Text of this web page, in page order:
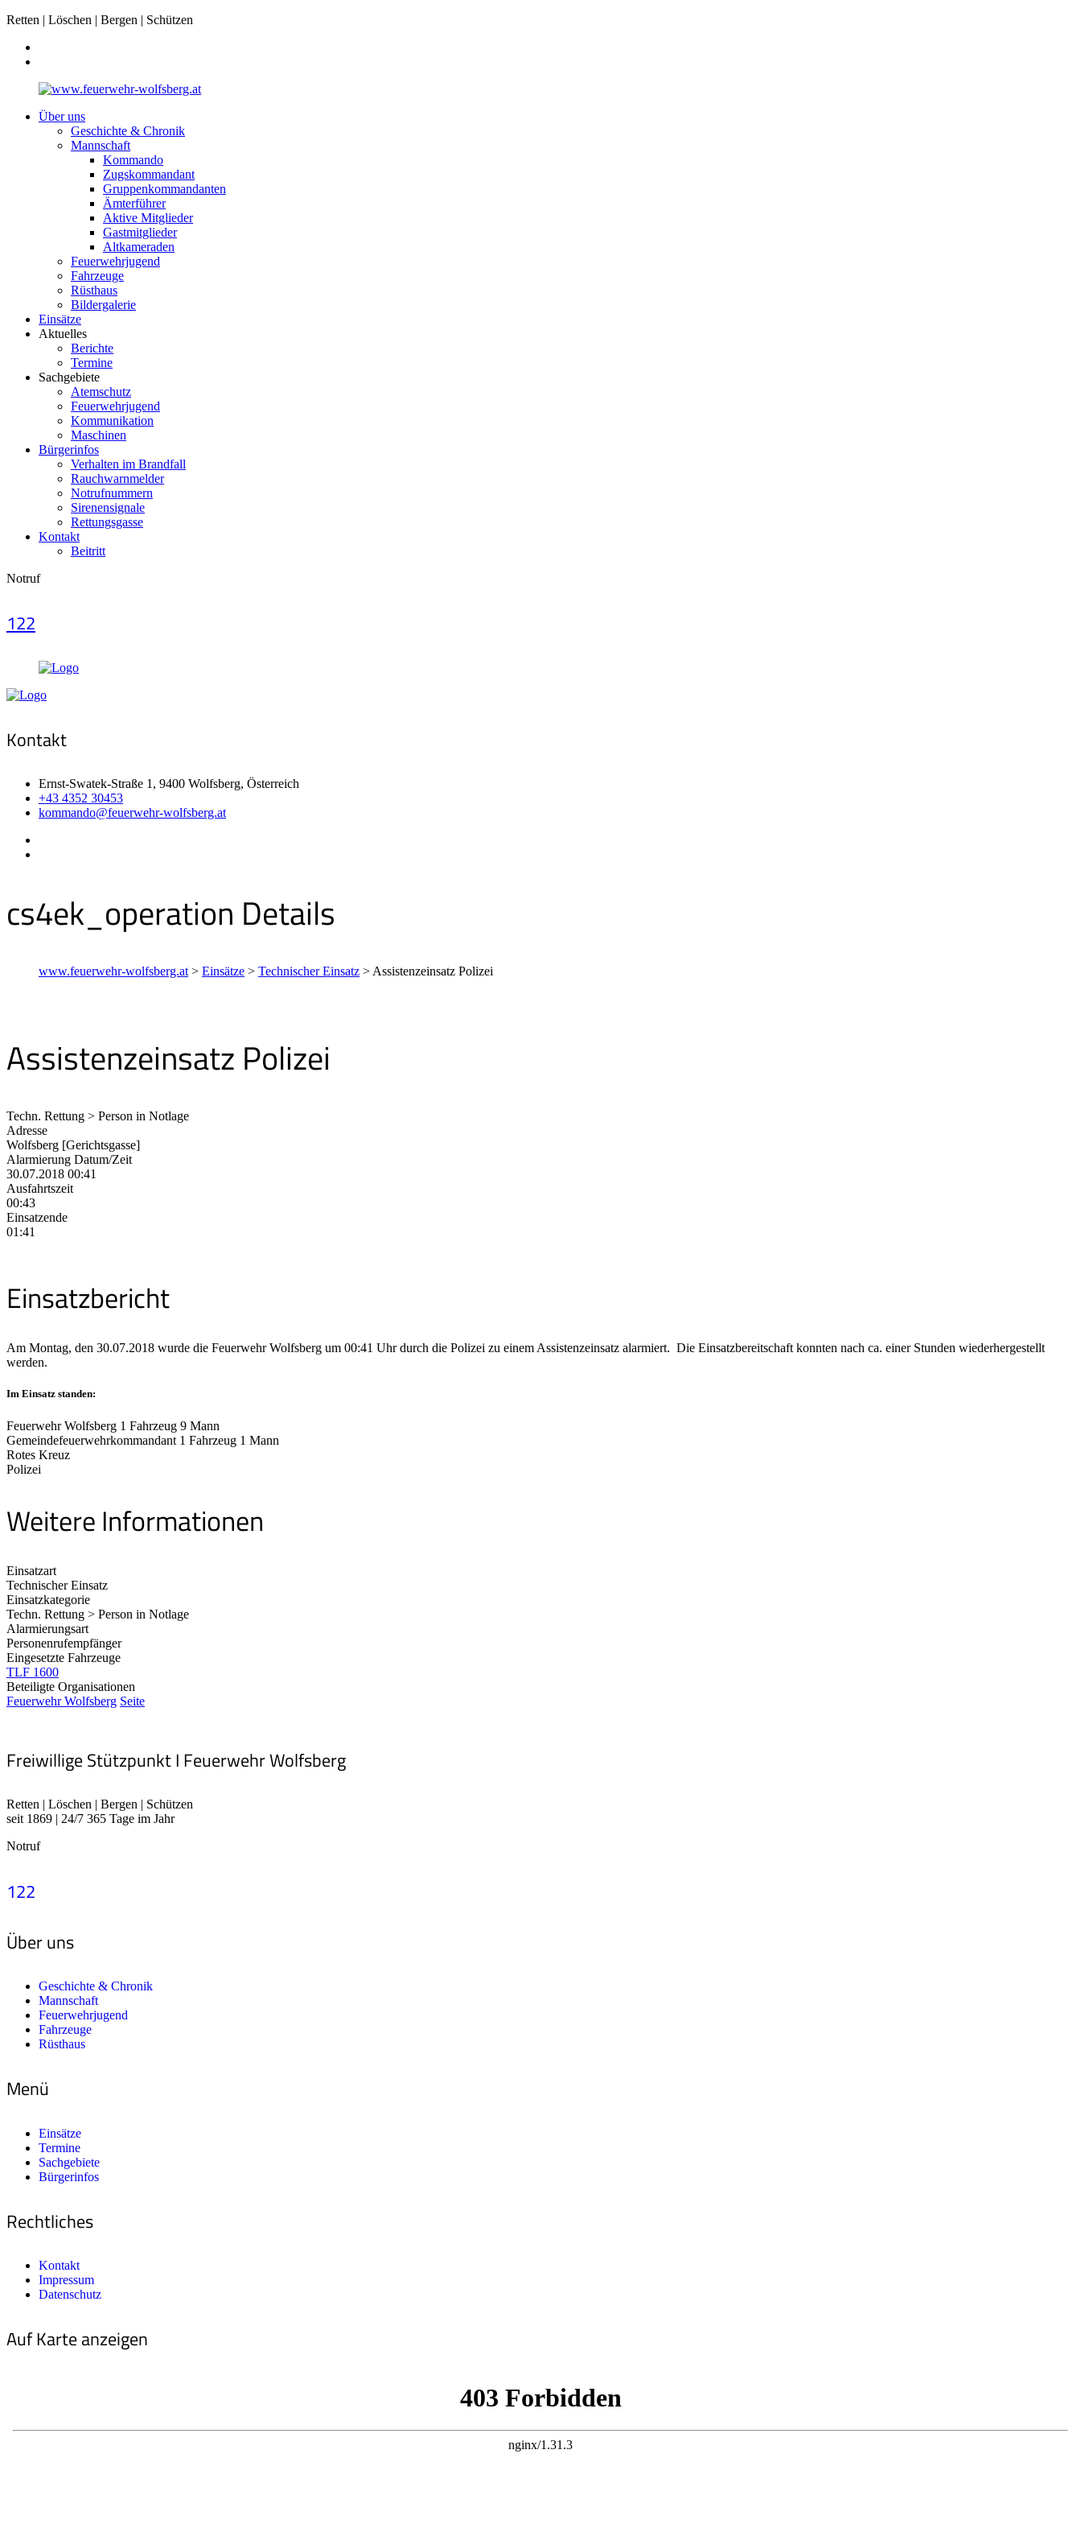
Retten | Löschen | Bergen | Schützen
Über uns
Geschichte & Chronik
Mannschaft
Kommando
Zugskommandant
Gruppenkommandanten
Ämterführer
Aktive Mitglieder
Gastmitglieder
Altkameraden
Feuerwehrjugend
Fahrzeuge
Rüsthaus
Bildergalerie
Einsätze
Aktuelles
Berichte
Termine
Sachgebiete
Atemschutz
Feuerwehrjugend
Kommunikation
Maschinen
Bürgerinfos
Verhalten im Brandfall
Rauchwarnmelder
Notrufnummern
Sirenensignale
Rettungsgasse
Kontakt
Beitritt
Notruf
122
Kontakt
Ernst-Swatek-Straße 1, 9400 Wolfsberg, Österreich
+43 4352 30453
kommando@feuerwehr-wolfsberg.at
cs4ek_operation Details
www.feuerwehr-wolfsberg.at > Einsätze > Technischer Einsatz > Assistenzeinsatz Polizei
Assistenzeinsatz Polizei
Techn. Rettung > Person in Notlage
Adresse
Wolfsberg [Gerichtsgasse]
Alarmierung Datum/Zeit
30.07.2018 00:41
Ausfahrtszeit
00:43
Einsatzende
01:41
Einsatzbericht
Am Montag, den 30.07.2018 wurde die Feuerwehr Wolfsberg um 00:41 Uhr durch die Polizei zu einem Assistenzeinsatz alarmiert. Die Einsatzbereitschaft konnten nach ca. einer Stunden wiederhergestellt
werden.
Im Einsatz standen:
Feuerwehr Wolfsberg 1 Fahrzeug 9 Mann
Gemeindefeuerwehrkommandant 1 Fahrzeug 1 Mann
Rotes Kreuz
Polizei
Weitere Informationen
Einsatzart
Technischer Einsatz
Einsatzkategorie
Techn. Rettung > Person in Notlage
Alarmierungsart
Personenrufempfänger
Eingesetzte Fahrzeuge
TLF 1600
Beteiligte Organisationen
Feuerwehr Wolfsberg Seite
Freiwillige Stützpunkt I Feuerwehr Wolfsberg
Retten | Löschen | Bergen | Schützen
seit 1869 | 24/7 365 Tage im Jahr
Notruf
122
Über uns
Geschichte & Chronik
Mannschaft
Feuerwehrjugend
Fahrzeuge
Rüsthaus
Menü
Einsätze
Termine
Sachgebiete
Bürgerinfos
Rechtliches
Kontakt
Impressum
Datenschutz
Auf Karte anzeigen